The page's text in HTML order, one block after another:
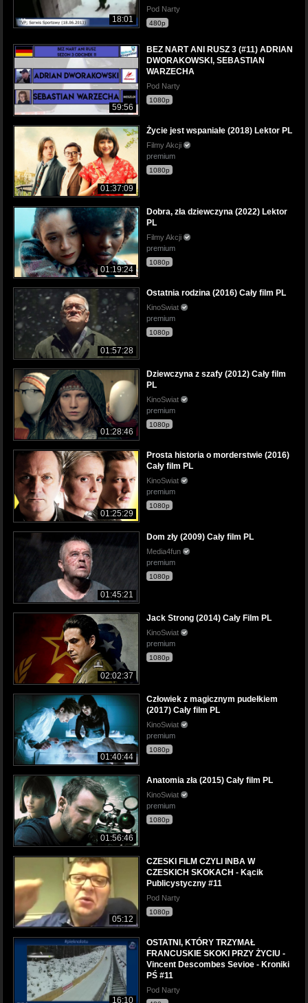
18:01
Pod Narty
480p
59:56
BEZ NART ANI RUSZ 3 (#11) ADRIAN
DWORAKOWSKI, SEBASTIAN
WARZECHA
Pod Narty
1080p
01:37:09
Życie jest wspaniałe (2018) Lektor PL
Filmy Akcji
premium
1080p
01:19:24
Dobra, zła dziewczyna (2022) Lektor
PL
Filmy Akcji
premium
1080p
01:57:28
Ostatnia rodzina (2016) Cały film PL
KinoSwiat
premium
1080p
01:28:46
Dziewczyna z szafy (2012) Cały film
PL
KinoSwiat
premium
1080p
01:25:29
Prosta historia o morderstwie (2016)
Cały film PL
KinoSwiat
premium
1080p
01:45:21
Dom zły (2009) Cały film PL
Media4fun
premium
1080p
02:02:37
Jack Strong (2014) Cały Film PL
KinoSwiat
premium
1080p
01:40:44
Człowiek z magicznym pudełkiem
(2017) Cały film PL
KinoSwiat
premium
1080p
01:56:46
Anatomia zła (2015) Cały film PL
KinoSwiat
premium
1080p
05:12
CZESKI FILM CZYLI INBA W
CZESKICH SKOKACH - Kącik
Publicystyczny #11
Pod Narty
1080p
16:10
OSTATNI, KTÓRY TRZYMAŁ
FRANCUSKIE SKOKI PRZY ŻYCIU -
Vincent Descombes Sevioe - Kroniki
PŚ #11
Pod Narty